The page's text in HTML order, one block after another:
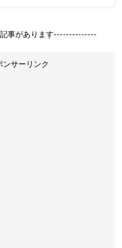
事があります--------------
ンサーリンク